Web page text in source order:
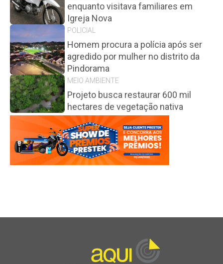
enquanto visitava familiares em
Igreja Nova
POLICIAL
Homem procura a polícia após ser
agredido por mulher no distrito da
Pindorama
MEIO AMBIENTE
Projeto busca restaurar 600 mil
hectares de vegetação nativa